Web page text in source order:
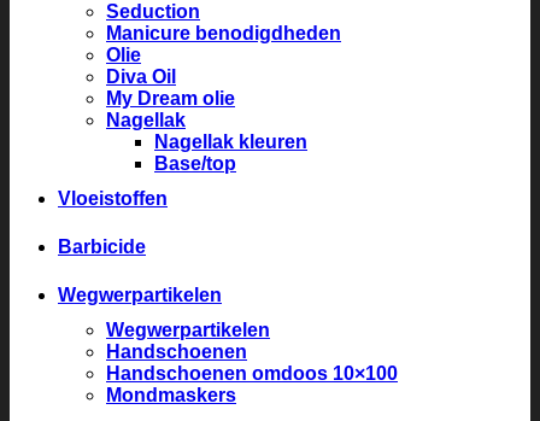
Seduction
Manicure benodigdheden
Olie
Diva Oil
My Dream olie
Nagellak
Nagellak kleuren
Base/top
Vloeistoffen
Barbicide
Wegwerpartikelen
Wegwerpartikelen
Handschoenen
Handschoenen omdoos 10×100
Mondmaskers